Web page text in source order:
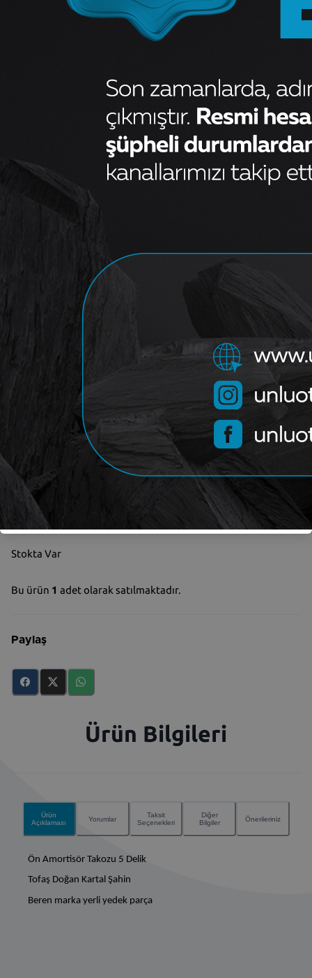
Ön Amortisör Takozu 5 Delik -
Tofaş Doğan Kartal Şahin
5933818B
Kategori
Sepete Ekle
Garanti ve iade koşulları
Stokta Var
Bu ürün 1 adet olarak satılmaktadır.
Paylaş
Ürün Bilgileri
Ürün
Açıklaması
Yorumlar
Taksit
Seçenekleri
Diğer
Bilgiler
Önerileriniz